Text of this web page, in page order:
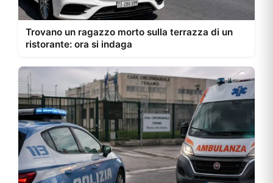
Trovano un ragazzo morto sulla terrazza di un
ristorante: ora si indaga